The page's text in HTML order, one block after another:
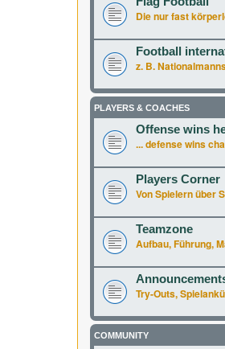
Die nur fast
Football
z. B.
PLAYERS & COACHES
Offense wins
... defense wins
Players Corner
Von Spielern über
Teamzone
Aufbau, Führung,
Try-Outs,
COMMUNITY